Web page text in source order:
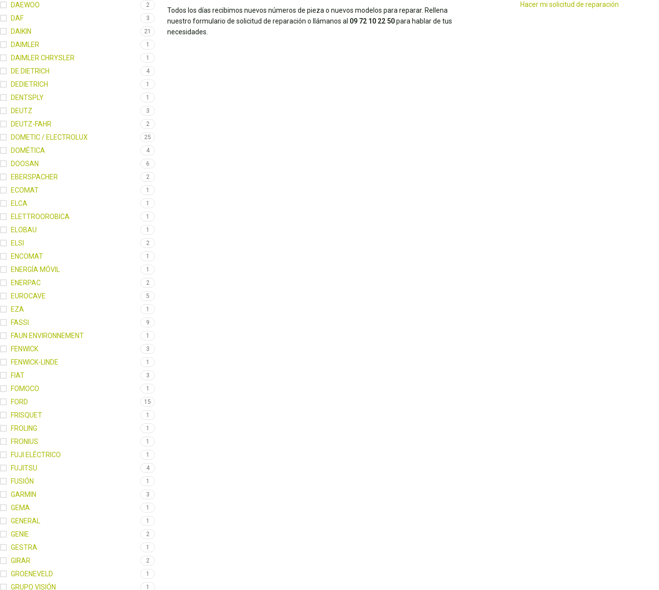
DAEWOO 2
DAF 3
DAIKIN 21
DAIMLER 1
DAIMLER CHRYSLER 1
DE DIETRICH 4
DEDIETRICH 1
DENTSPLY 1
DEUTZ 3
DEUTZ-FAHR 2
DOMETIC / ELECTROLUX 25
DOMÉTICA 4
DOOSAN 6
EBERSPACHER 2
ECOMAT 1
ELCA 1
ELETTROOROBICA 1
ELOBAU 1
ELSI 2
ENCOMAT 1
ENERGÍA MÓVIL 1
ENERPAC 2
EUROCAVE 5
EZA 1
FASSI 9
FAUN ENVIRONNEMENT 1
FENWICK 3
FENWICK-LINDE 1
FIAT 3
FOMOCO 1
FORD 15
FRISQUET 1
FROLING 1
FRONIUS 1
FUJI ELÉCTRICO 1
FUJITSU 4
FUSIÓN 1
GARMIN 3
GEMA 1
GENERAL 1
GENIE 2
GESTRA 1
GIRAR 2
GROENEVELD 1
GRUPO VISIÓN 1
Todos los días recibimos nuevos números de pieza o nuevos modelos para reparar. Rellena
nuestro formulario de solicitud de reparación o llámanos al 09 72 10 22 50para hablar de tus
necesidades.
Hacer mi solicitud de reparación